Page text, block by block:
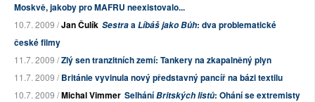
Moskvě, jakoby pro MAFRU neexistovalo...
10.7. 2009 /Jan Čulík SestraaLíbáš jako Bůh: dva problematické
české filmy
11.7. 2009 /Zlý sen tranzitních zemí: Tankery na zkapalněný plyn
11.7. 2009 /Británie vyvinula nový představný pancíř na bázi textilu
10.7. 2009 /Michal Vimmer SelháníBritských listů: Ohání se extremisty